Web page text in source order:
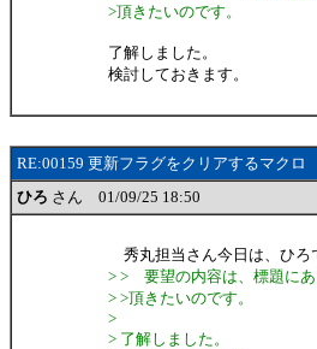
>頂きたいのです。
了解しました。
検討しておきます。
RE:00159 更新フラグをクリアするマクロ
ひろ さん 01/09/25 18:50
秀丸担当さん今日は、ひろ
> > 要望の内容は、標題に
> >頂きたいのです。
>
> 了解しました。